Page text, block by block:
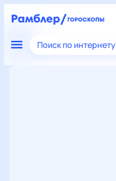
Поиск по интернету